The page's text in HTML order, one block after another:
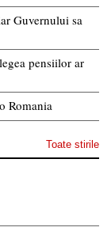
Guvernului sa
pensiilor ar
Romania
Toate stirile